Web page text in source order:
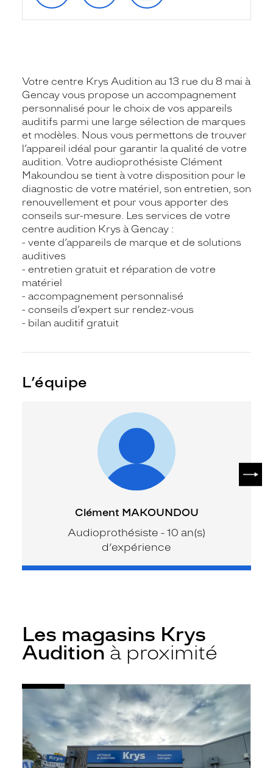
Votre centre Krys Audition au 13 rue du 8 mai à
Gencay vous propose un accompagnement
personnalisé pour le choix de vos appareils
auditifs parmi une large sélection de marques
et modèles. Nous vous permettons de trouver
l’appareil idéal pour garantir la qualité de votre
audition. Votre audioprothésiste Clément
Makoundou se tient à votre disposition pour le
diagnostic de votre matériel, son entretien, son
renouvellement et pour vous apporter des
conseils sur-mesure. Les services de votre
centre audition Krys à Gencay :
- vente d’appareils de marque et de solutions
auditives
- entretien gratuit et réparation de votre
matériel
- accompagnement personnalisé
- conseils d’expert sur rendez-vous
- bilan auditif gratuit
L’équipe
Clément MAKOUNDOU
Audioprothésiste - 10 an(s)
d’expérience
Les magasins Krys
Audition à proximité
Audioprothésiste
Julien
l'Ars
-
Krys
Voir